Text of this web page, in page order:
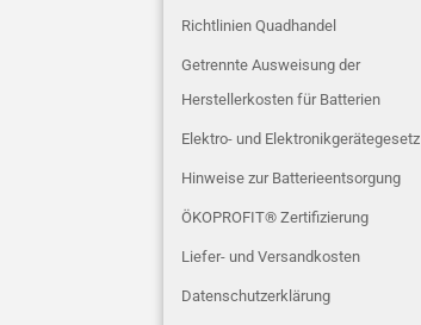
Richtlinien Quadhandel
Getrennte Ausweisung der
Herstellerkosten für Batterien
Elektro- und Elektronikgerätegesetz
Hinweise zur Batterieentsorgung
ÖKOPROFIT® Zertifizierung
Liefer- und Versandkosten
Datenschutzerklärung